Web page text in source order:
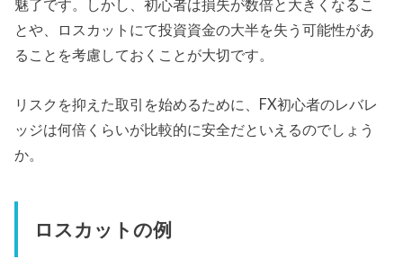
魅了です。しかし、初心者は損失が数倍と大きくなるこ
とや、ロスカットにて投資資金の大半を失う可能性があ
ることを考慮しておくことが大切です。
リスクを抑えた取引を始めるために、FX初心者のレバレ
ッジは何倍くらいが比較的に安全だといえるのでしょう
か。
ロスカットの例